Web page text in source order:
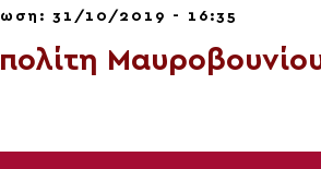
31/10/2019 - 16:35